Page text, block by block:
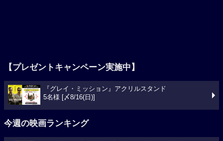
【プレゼントキャンペーン実施中】
『グレイ・ミッション』アクリルスタンド
5名様 [〆8/16(日)]
今週の映画ランキング